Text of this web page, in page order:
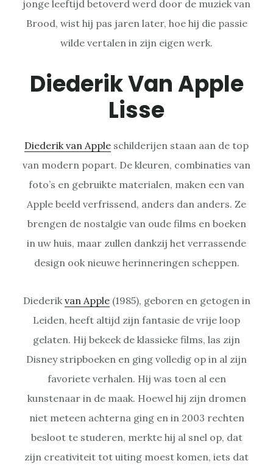
jonge leeftijd betoverd werd door de muziek van
Brood, wist hij pas jaren later, hoe hij die passie
wilde vertalen in zijn eigen werk.
Diederik Van Apple
Lisse
Diederik van Apple schilderijen staan aan de top
van modern popart. De kleuren, combinaties van
foto’s en gebruikte materialen, maken een van
Apple beeld verfrissend, anders dan anders. Ze
brengen de nostalgie van oude films en boeken
in uw huis, maar zullen dankzij het verrassende
design ook nieuwe herinneringen scheppen.
Diederik van Apple(1985), geboren en getogen in
Leiden, heeft altijd zijn fantasie de vrije loop
gelaten. Hij bekeek de klassieke films, las zijn
Disney stripboeken en ging volledig op in al zijn
favoriete verhalen. Hij was toen al een
kunstenaar in de maak. Hoewel hij zijn dromen
niet meteen achterna ging en in 2003 rechten
besloot te studeren, merkte hij al snel op, dat
zijn creativiteit tot uiting moest komen, iets dat